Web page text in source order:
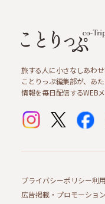
旅する人に小さなしあわせ
ことりっぷ編集部が、あ
情報を毎日配信するWEBメ
プライバシーポリシー利
広告掲載・プロモーション